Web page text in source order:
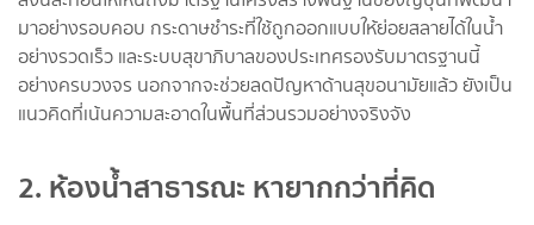
มาอย่างรอบคอบ กระดาษชำระที่ใช้ถูกออกแบบให้ย่อยสลายได้ในน้ำ
อย่างรวดเร็ว และระบบสุขาภิบาลของประเทศรองรับมาตรฐานนี้
อย่างครบวงจร นอกจากจะช่วยลดปัญหาด้านสุขอนามัยแล้ว ยังเป็น
แนวคิดที่เน้นความสะอาดในพื้นที่ส่วนรวมอย่างจริงจัง
2. ห้องน้ำสาธารณะ หายากกว่าที่คิด